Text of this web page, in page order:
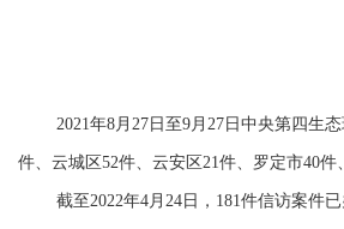
2021年8月27日至9月27日中央第四生态
件、云城区52件、云安区21件、罗定市40
截至2022年4月24日，181件信访案件已